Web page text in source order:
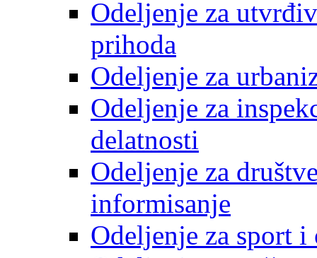
Odeljenje za
prihoda
Odeljenje za
Odeljenje za
delatnosti
Odeljenje za
informisanje
Odeljenje za sport